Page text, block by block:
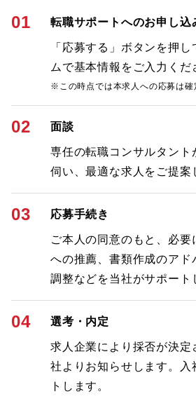
01 転職サポートへのお申し込
「応募する」ボタンを押
ムで基本情報をご入力くだ
※この時点では本求人への応募は確
02 面談
専任の転職コンサルタント
伺い、最適な求人をご提案
03 応募手続き
ご本人の同意のもと、必要
への推薦、書類作成のアド
調整などを当社がサポート
04 選考・内定
求人企業により採否が決定
社よりお知らせします。入
トします。